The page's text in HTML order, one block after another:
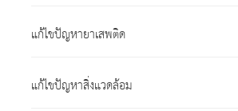
แก้ไขปัญหายาเสพติด
แก้ไขปัญหาสิ่งแวดล้อม